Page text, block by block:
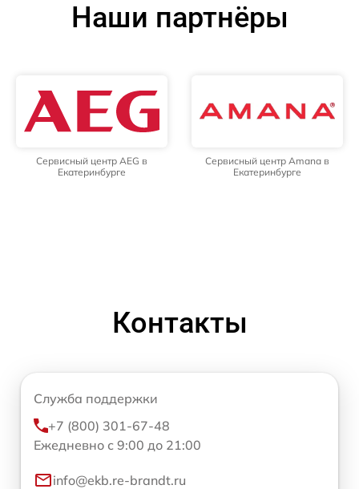
Наши партнёры
Сервисный центр AEG в
Екатеринбурге
Сервисный центр Amana в
Екатеринбурге
Контакты
Служба поддержки
+7 (800) 301-67-48
Ежедневно с 9:00 до 21:00
info@ekb.re-brandt.ru